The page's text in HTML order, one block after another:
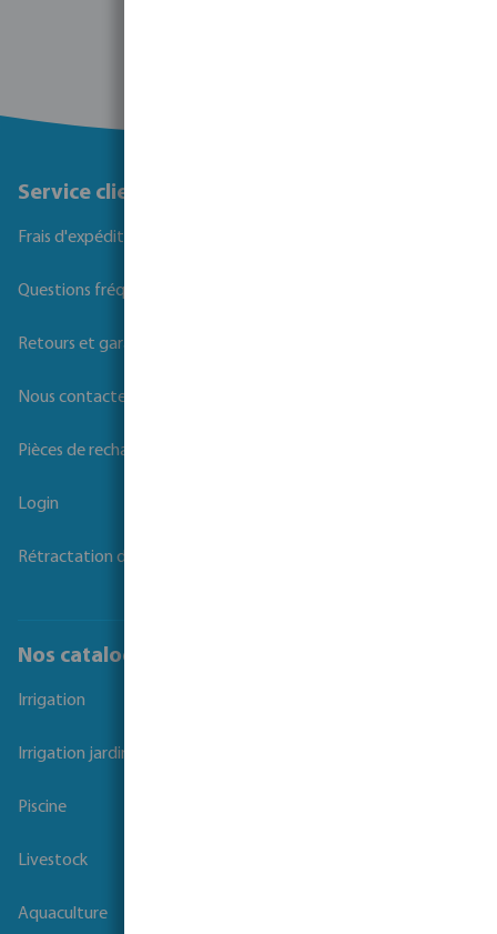
Service client
Frais d'expédition
Questions fréquemment posées
Retours et garanties
Nous contacter
Pièces de rechange
Login
Rétractation du contrat
Nos catalogues
Irrigation
Irrigation jardins et parcs
Piscine
Livestock
Aquaculture